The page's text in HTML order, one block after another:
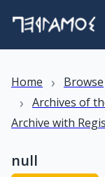
Home › Browse
› Archives of
Archive with
null